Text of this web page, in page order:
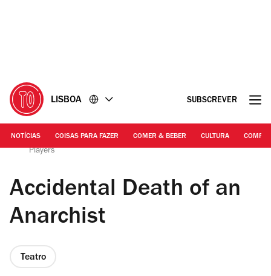
LISBOA SUBSCREVER
NOTÍCIAS COISAS PARA FAZER COMER & BEBER CULTURA
DR | Accidental Death of an Anarchist, de The Lisbon
Players
Accidental Death of an
Anarchist
Teatro